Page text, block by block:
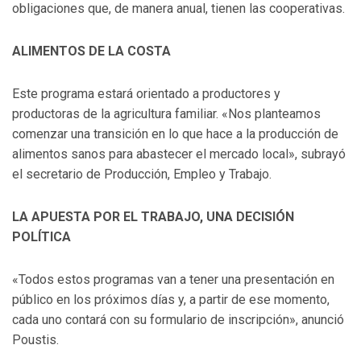
obligaciones que, de manera anual, tienen las cooperativas.
ALIMENTOS DE LA COSTA
Este programa estará orientado a productores y
productoras de la agricultura familiar. «Nos planteamos
comenzar una transición en lo que hace a la producción de
alimentos sanos para abastecer el mercado local», subrayó
el secretario de Producción, Empleo y Trabajo.
LA APUESTA POR EL TRABAJO, UNA DECISIÓN
POLÍTICA
«Todos estos programas van a tener una presentación en
público en los próximos días y, a partir de ese momento,
cada uno contará con su formulario de inscripción», anunció
Poustis.